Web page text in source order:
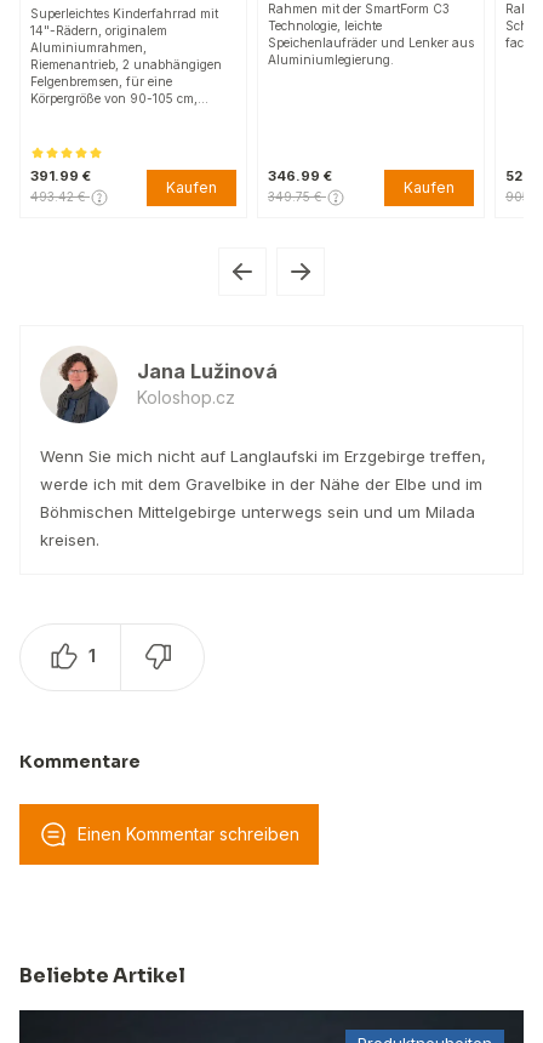
Kinderfahrrad mit
Rädern, originalem
2 unabhängigen
für eine
von 90-105 cm,…
€
€ Kaufen
Rahmen mit der SmartForm C3
Technologie, leichte
Speichenlaufräder und Lenker aus
Aluminiumlegierung.
346.99 €
349.75 € Kaufen
Rahmen,
fach.
529.00 €
905.31 €
Jana Lužinová
Koloshop.cz
Wenn Sie mich nicht auf Langlaufski im Erzgebirge treffen,
werde ich mit dem Gravelbike in der Nähe der Elbe und im
Böhmischen Mittelgebirge unterwegs sein und um Milada
kreisen.
1
Kommentare
Einen Kommentar schreiben
Beliebte Artikel